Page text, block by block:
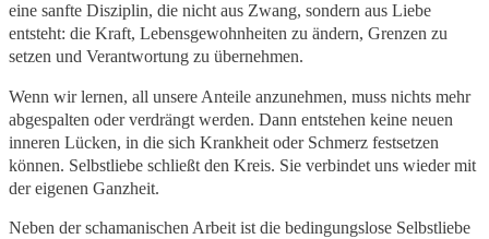
eine sanfte Disziplin, die nicht aus Zwang, sondern aus Liebe
entsteht: die Kraft, Lebensgewohnheiten zu ändern, Grenzen zu
setzen und Verantwortung zu übernehmen.
Wenn wir lernen, all unsere Anteile anzunehmen, muss nichts mehr
abgespalten oder verdrängt werden. Dann entstehen keine neuen
inneren Lücken, in die sich Krankheit oder Schmerz festsetzen
können. Selbstliebe schließt den Kreis. Sie verbindet uns wieder mit
der eigenen Ganzheit.
Neben der schamanischen Arbeit ist die bedingungslose Selbstliebe